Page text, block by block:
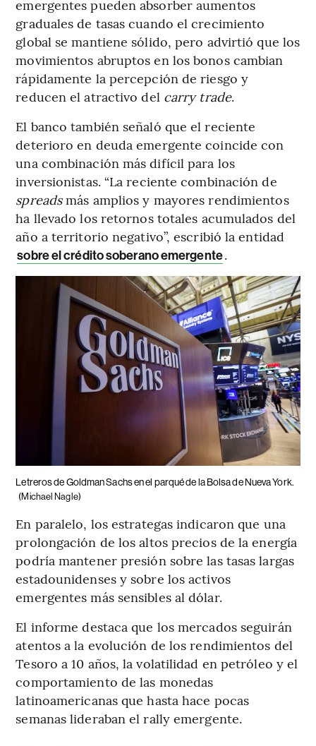
emergentes pueden absorber aumentos
graduales de tasas cuando el crecimiento
global se mantiene sólido, pero advirtió que los
movimientos abruptos en los bonos cambian
rápidamente la percepción de riesgo y
reducen el atractivo del carry trade.
El banco también señaló que el reciente
deterioro en deuda emergente coincide con
una combinación más difícil para los
inversionistas. “La reciente combinación de
spreadsmás amplios y mayores rendimientos
ha llevado los retornos totales acumulados del
año a territorio negativo”, escribió la entidad
sobre el crédito soberano emergente.
Letreros de Goldman Sachs en el parqué de la Bolsa de Nueva York.
(Michael Nagle)
En paralelo, los estrategas indicaron que una
prolongación de los altos precios de la energía
podría mantener presión sobre las tasas largas
estadounidenses y sobre los activos
emergentes más sensibles al dólar.
El informe destaca que los mercados seguirán
atentos a la evolución de los rendimientos del
Tesoro a 10 años, la volatilidad en petróleo y el
comportamiento de las monedas
latinoamericanas que hasta hace pocas
semanas lideraban el rally emergente.